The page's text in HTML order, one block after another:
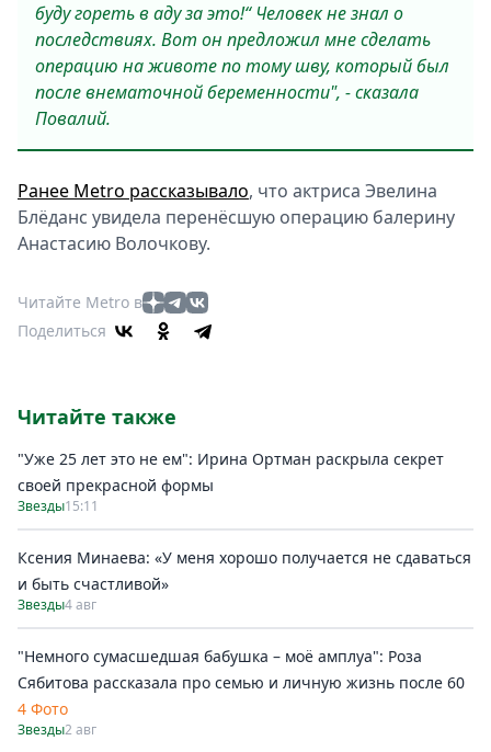
буду гореть в аду за это!“ Человек не знал о
последствиях. Вот он предложил мне сделать
операцию на животе по тому шву, который был
после внематочной беременности", - сказала
Повалий.
Ранее Metro рассказывало, что актриса Эвелина
Блёданс увидела перенёсшую операцию балерину
Анастасию Волочкову.
Читайте Metro в
Поделиться
Читайте также
"Уже 25 лет это не ем": Ирина Ортман раскрыла секрет
своей прекрасной формы
Звезды15:11
Ксения Минаева: «У меня хорошо получается не сдаваться
и быть счастливой»
Звезды4 авг
"Немного сумасшедшая бабушка – моё амплуа": Роза
Сябитова рассказала про семью и личную жизнь после 60
4 Фото
Звезды2 авг